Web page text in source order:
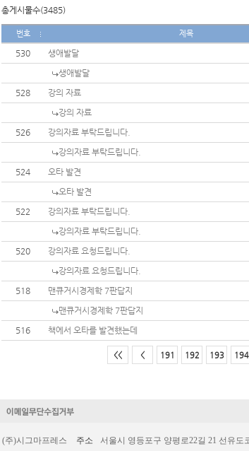
총게시물수(3485)
번호 제목
530 생애발달
생애발달
528
강의 자료
강의 자료
526
강의자료 부탁드립니다.
강의자료 부탁드립니다.
524
오타 발견
오타 발견
522
강의자료 부탁드립니다.
강의자료 부탁드립니다.
520
강의자료 요청드립니다.
강의자료 요청드립니다.
518
맨큐거시경제학 7판답지
맨큐거시경제학 7판답지
516
책에서 오타를 발견했는데
<< < 191 192 193 194
(주)시그마프레스 주소
서울시 영등포구 양평로22길 21 선유도